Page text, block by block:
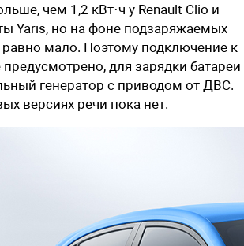
чем 1,2 кВт·ч у Renault Clio и
Yaris, но на фоне подзаряжаемых
равно мало. Поэтому подключение к
предусмотрено, для зарядки батареи
генератор с приводом от ДВС.
версиях речи пока нет.